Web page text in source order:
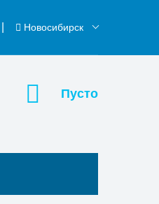
Новосибирск
Пусто